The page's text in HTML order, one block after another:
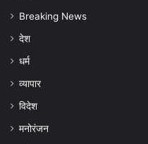
Breaking News
देश
धर्म
व्यापार
विदेश
मनोरंजन